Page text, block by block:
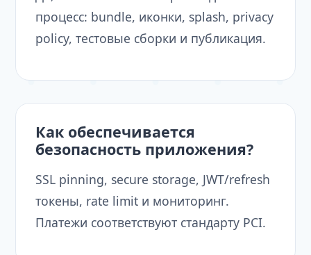
процесс: bundle, иконки, splash, privacy
policy, тестовые сборки и публикация.
Как обеспечивается
безопасность приложения?
SSL pinning, secure storage, JWT/refresh
токены, rate limit и мониторинг.
Платежи соответствуют стандарту PCI.